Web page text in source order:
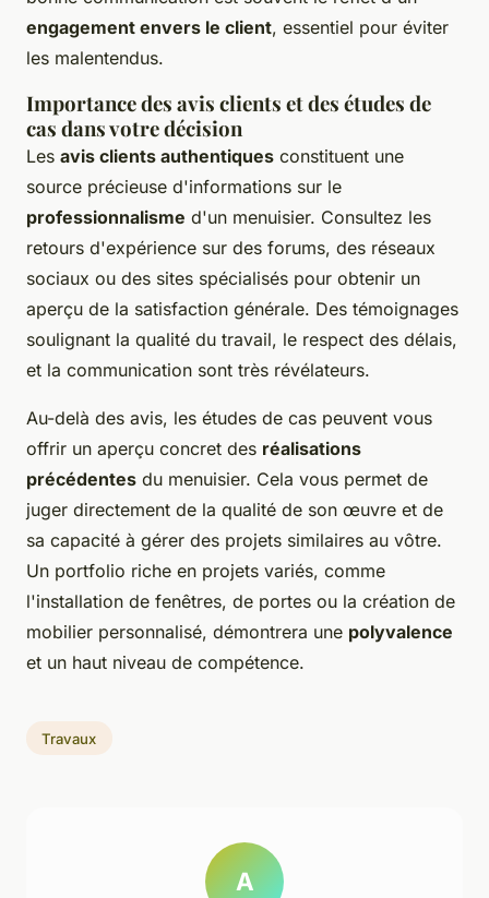
engagement envers le client, essentiel pour éviter
les malentendus.
Importance des avis clients et des études de
cas dans votre décision
Les avis clients authentiques constituent une
source précieuse d'informations sur le
professionnalisme d'un menuisier. Consultez les
retours d'expérience sur des forums, des réseaux
sociaux ou des sites spécialisés pour obtenir un
aperçu de la satisfaction générale. Des témoignages
soulignant la qualité du travail, le respect des délais,
et la communication sont très révélateurs.
Au-delà des avis, les études de cas peuvent vous
offrir un aperçu concret des réalisations
précédentes du menuisier. Cela vous permet de
juger directement de la qualité de son œuvre et de
sa capacité à gérer des projets similaires au vôtre.
Un portfolio riche en projets variés, comme
l'installation de fenêtres, de portes ou la création de
mobilier personnalisé, démontrera une polyvalence
et un haut niveau de compétence.
Travaux
A